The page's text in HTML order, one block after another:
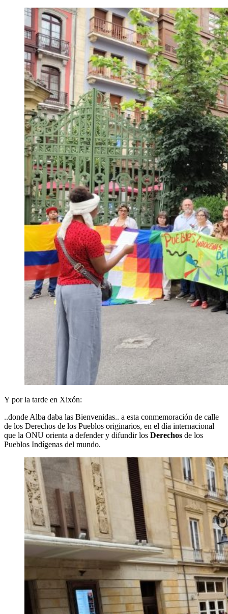
Y por la tarde en Xixón:
..donde Alba daba las Bienvenidas.. a esta conmemoración de calle
de los Derechos de los Pueblos originarios, en el día internacional
que la ONU orienta a defender y difundir los Derechos de los
Pueblos Indígenas del mundo.